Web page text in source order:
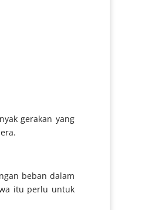
gerakan yang
beban dalam
itu perlu untuk